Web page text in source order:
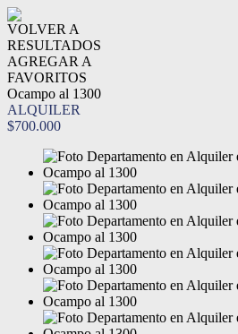
VOLVER A
RESULTADOS
AGREGAR A
FAVORITOS
Ocampo al 1300
ALQUILER
$700.000